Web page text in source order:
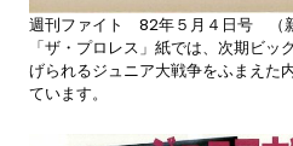
週刊ファイト 82年５月４日号 （新
「ザ・プロレス」紙では、次期ビ
げられるジュニア大戦争をふまえた
ています。